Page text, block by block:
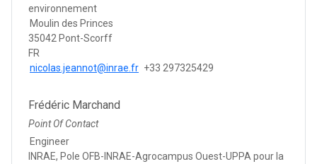
environnement
Moulin des Princes
35042 Pont-Scorff
FR
nicolas.jeannot@inrae.fr +33 297325429
Frédéric Marchand
Point Of Contact
Engineer
INRAE, Pole OFB-INRAE-Agrocampus Ouest-UPPA pour la